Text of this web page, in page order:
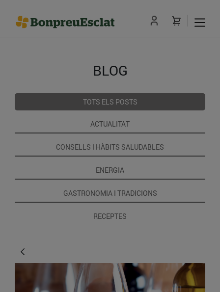
BLOG
TOTS ELS POSTS
ACTUALITAT
CONSELLS I HÀBITS SALUDABLES
ENERGIA
GASTRONOMIA I TRADICIONS
RECEPTES